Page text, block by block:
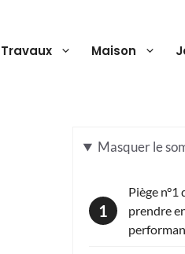
Travaux Maison
Masquerle
Piège n°1
prendre